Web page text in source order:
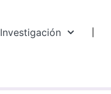
Investigación